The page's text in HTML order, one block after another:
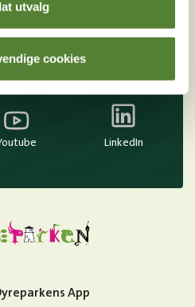
utvalg
cookies
LinkedIn
App